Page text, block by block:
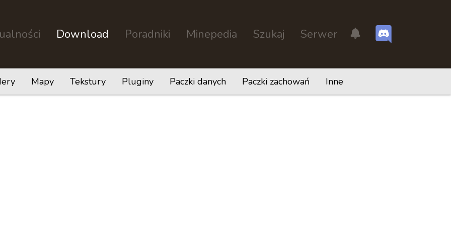
Download Poradniki Minepedia Szukaj Serwer
Mapy Tekstury Pluginy Paczki danych Paczki zachowań Inne